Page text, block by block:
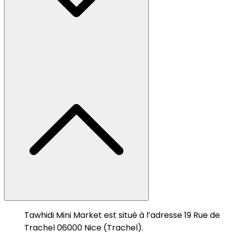
Tawhidi Mini Market est situé à l’adresse 19 Rue de
Trachel 06000 Nice (Trachel).